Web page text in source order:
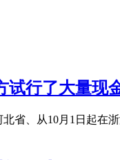
试行了大量现
省、从10月1日起在